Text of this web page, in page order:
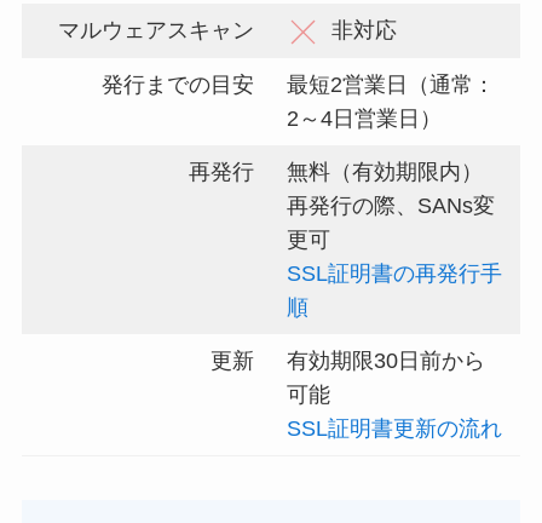
マルウェアスキャン 非対応
発行までの目安
最短2営業日（通常：
2～4日営業日）
再発行
無料（有効期限内）
再発行の際、SANs変
更可
SSL証明書の再発行手
順
更新
有効期限30日前から
可能
SSL証明書更新の流れ